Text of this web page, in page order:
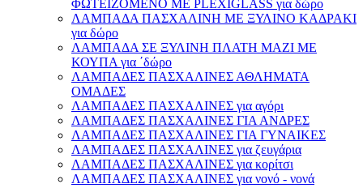
ΦΩΤΕΙΖΟΜΕΝΟ ΜΕ PLEXIGLASS για δώρο
ΛΑΜΠΑΔΑ ΠΑΣΧΑΛΙΝΗ ΜΕ ΞΥΛΙΝΟ ΚΑΔΡΑΚΙ
για δώρο
ΛΑΜΠΑΔΑ ΣΕ ΞΥΛΙΝΗ ΠΛΑΤΗ ΜΑΖΙ ΜΕ
ΚΟΥΠΑ για ΄δώρο
ΛΑΜΠΑΔΕΣ ΠΑΣΧΑΛΙΝΕΣ ΑΘΛΗΜΑΤΑ
ΟΜΑΔΕΣ
ΛΑΜΠΑΔΕΣ ΠΑΣΧΑΛΙΝΕΣ για αγόρι
ΛΑΜΠΑΔΕΣ ΠΑΣΧΑΛΙΝΕΣ ΓΙΑ ΑΝΔΡΕΣ
ΛΑΜΠΑΔΕΣ ΠΑΣΧΑΛΙΝΕΣ ΓΙΑ ΓΥΝΑΙΚΕΣ
ΛΑΜΠΑΔΕΣ ΠΑΣΧΑΛΙΝΕΣ για ζευγάρια
ΛΑΜΠΑΔΕΣ ΠΑΣΧΑΛΙΝΕΣ για κορίτσι
ΛΑΜΠΑΔΕΣ ΠΑΣΧΑΛΙΝΕΣ για νονό - νονά